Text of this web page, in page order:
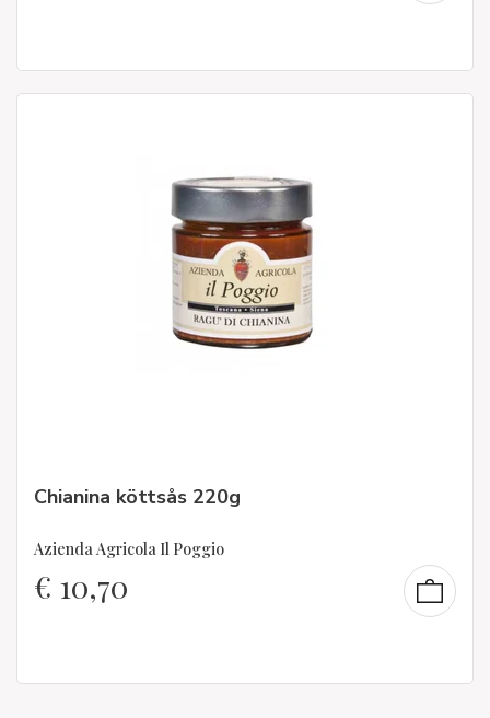
Chianina köttsås 220g
Azienda Agricola Il Poggio
€ 10,70